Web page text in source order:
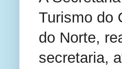
Turismo do
do Norte,
secretaria,